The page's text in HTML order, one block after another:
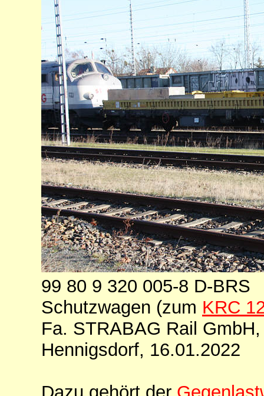
99 80 9 320 005-8 D-BRS
Schutzwagen (zum KRC
Fa. STRABAG Rail
Hennigsdorf, 16.01.2022